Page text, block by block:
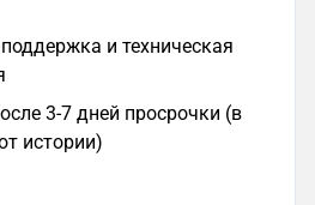
и техническая
3-7 дней просрочки (в
истории)